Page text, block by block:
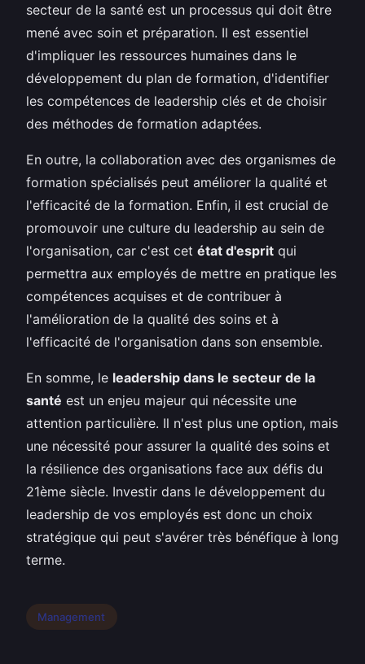
secteur de la santé est un processus qui doit être
mené avec soin et préparation. Il est essentiel
d'impliquer les ressources humaines dans le
développement du plan de formation, d'identifier
les compétences de leadership clés et de choisir
des méthodes de formation adaptées.
En outre, la collaboration avec des organismes de
formation spécialisés peut améliorer la qualité et
l'efficacité de la formation. Enfin, il est crucial de
promouvoir une culture du leadership au sein de
l'organisation, car c'est cet état d'esprit qui
permettra aux employés de mettre en pratique les
compétences acquises et de contribuer à
l'amélioration de la qualité des soins et à
l'efficacité de l'organisation dans son ensemble.
En somme, le leadership dans le secteur de la
santé est un enjeu majeur qui nécessite une
attention particulière. Il n'est plus une option, mais
une nécessité pour assurer la qualité des soins et
la résilience des organisations face aux défis du
21ème siècle. Investir dans le développement du
leadership de vos employés est donc un choix
stratégique qui peut s'avérer très bénéfique à long
terme.
Management